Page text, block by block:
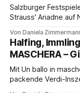
Salzburger
Strauss' Ariadne auf
Aufführung mit
Philharmonikern,
hinter den
Von Daniela
Halfing,
MASCHERA –
Mit Un ballo in
packende Verdi-